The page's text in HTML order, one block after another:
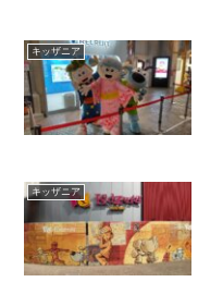
キッザニア
キッザニア